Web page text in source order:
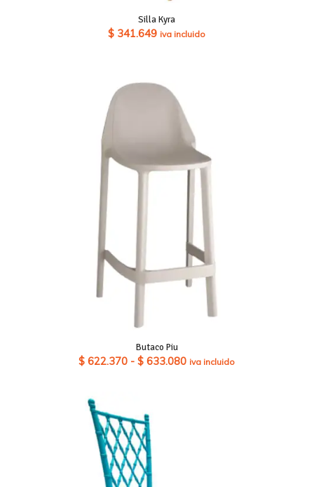
Silla Kyra
$ 341.649 iva incluido
Butaco Piu
$ 622.370 - $ 633.080Rango
iva incluido